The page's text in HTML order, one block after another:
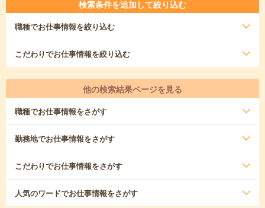
検索条件を追加して絞り込む
職種でお仕事情報を絞り込む
こだわりでお仕事情報を絞り込む
他の検索結果ページを見る
職種でお仕事情報をさがす
勤務地でお仕事情報をさがす
こだわりでお仕事情報をさがす
人気のワードでお仕事情報をさがす